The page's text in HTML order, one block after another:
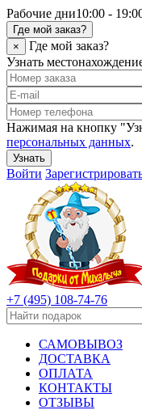
Рабочие дни10:00 -
Где мой заказ?
×
Где мой заказ?
Узнать
Нажимая на кнопку
персональных данных.
Узнать
Войти
+7 (495) 108-74-76
САМОВЫВОЗ
ДОСТАВКА
ОПЛАТА
КОНТАКТЫ
ОТЗЫВЫ